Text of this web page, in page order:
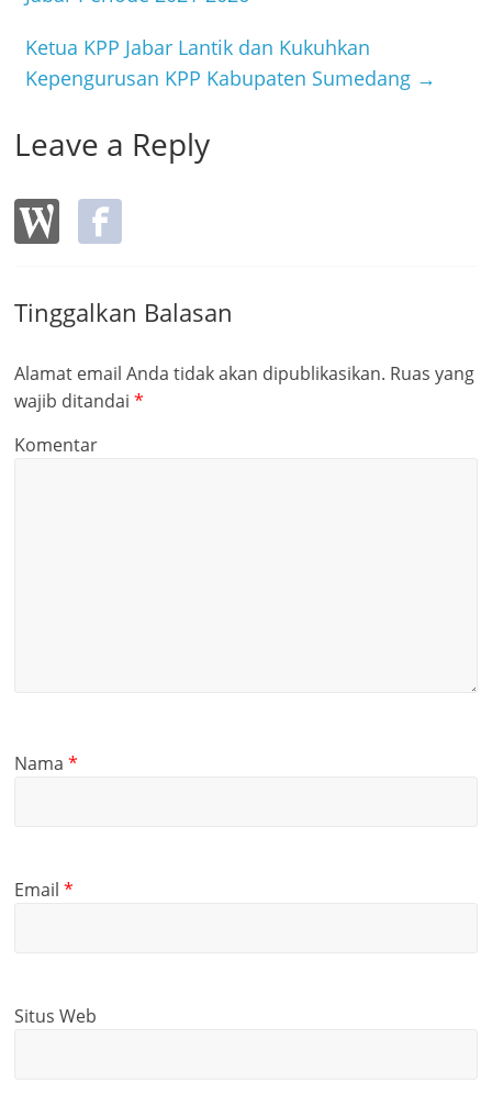
o
k
Ketua KPP Jabar Lantik dan Kukuhkan
Kepengurusan KPP Kabupaten Sumedang →
Leave a Reply
Tinggalkan Balasan
Alamat email Anda tidak akan dipublikasikan. Ruas yang
wajib ditandai*
Komentar
Nama*
Email*
Situs Web